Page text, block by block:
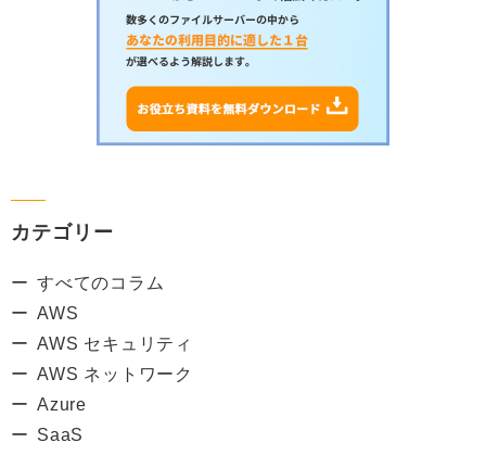
カテゴリー
すべてのコラム
AWS
AWS セキュリティ
AWS ネットワーク
Azure
SaaS